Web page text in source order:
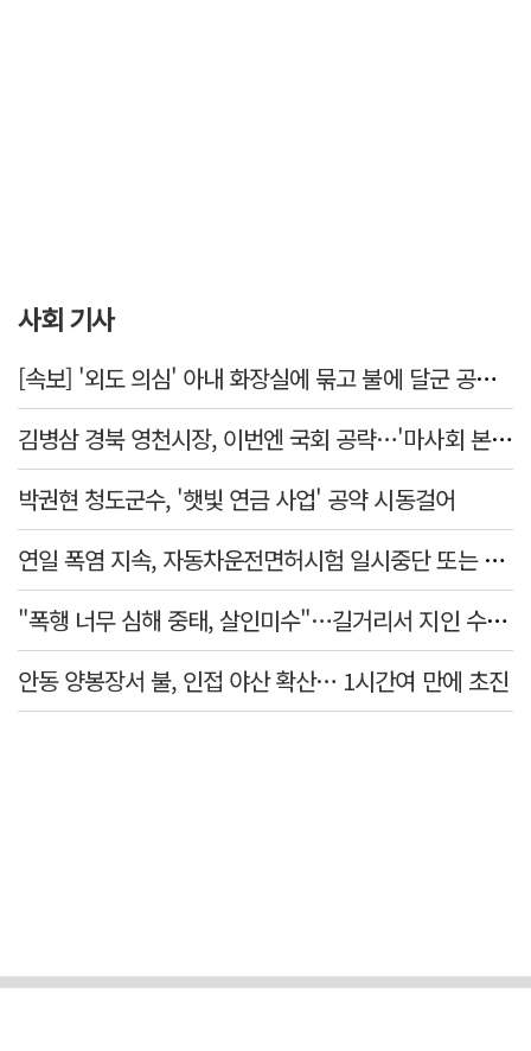
사회 기사
[속보] '외도 의심' 아내 화장실에 묶고 불에 달군 공구로 고문…남편 검거
김병삼 경북 영천시장, 이번엔 국회 공략…'마사회 본사 이전·광역교통망 확충' 요청
박권현 청도군수, '햇빛 연금 사업' 공약 시동걸어
연일 폭염 지속, 자동차운전면허시험 일시중단 또는 축소 운영
"폭행 너무 심해 중태, 살인미수"…길거리서 지인 수십회 때린 50대 '긴급체포'
안동 양봉장서 불, 인접 야산 확산… 1시간여 만에 초진